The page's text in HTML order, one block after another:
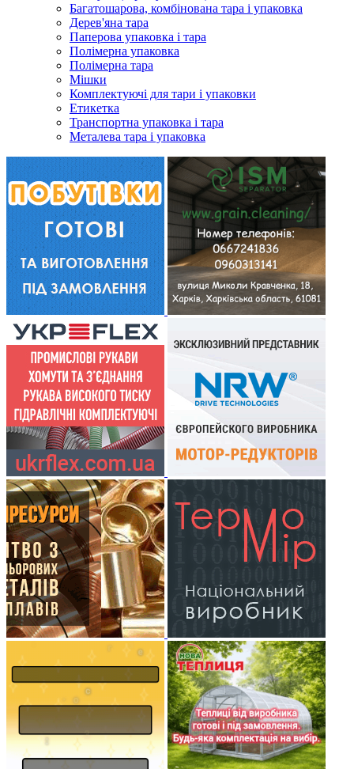
Багатошарова, комбінована тара і упаковка
Дерев'яна тара
Паперова упаковка і тара
Полімерна упаковка
Полімерна тара
Мішки
Комплектуючі для тари і упаковки
Етикетка
Транспортна упаковка і тара
Металева тара і упаковка